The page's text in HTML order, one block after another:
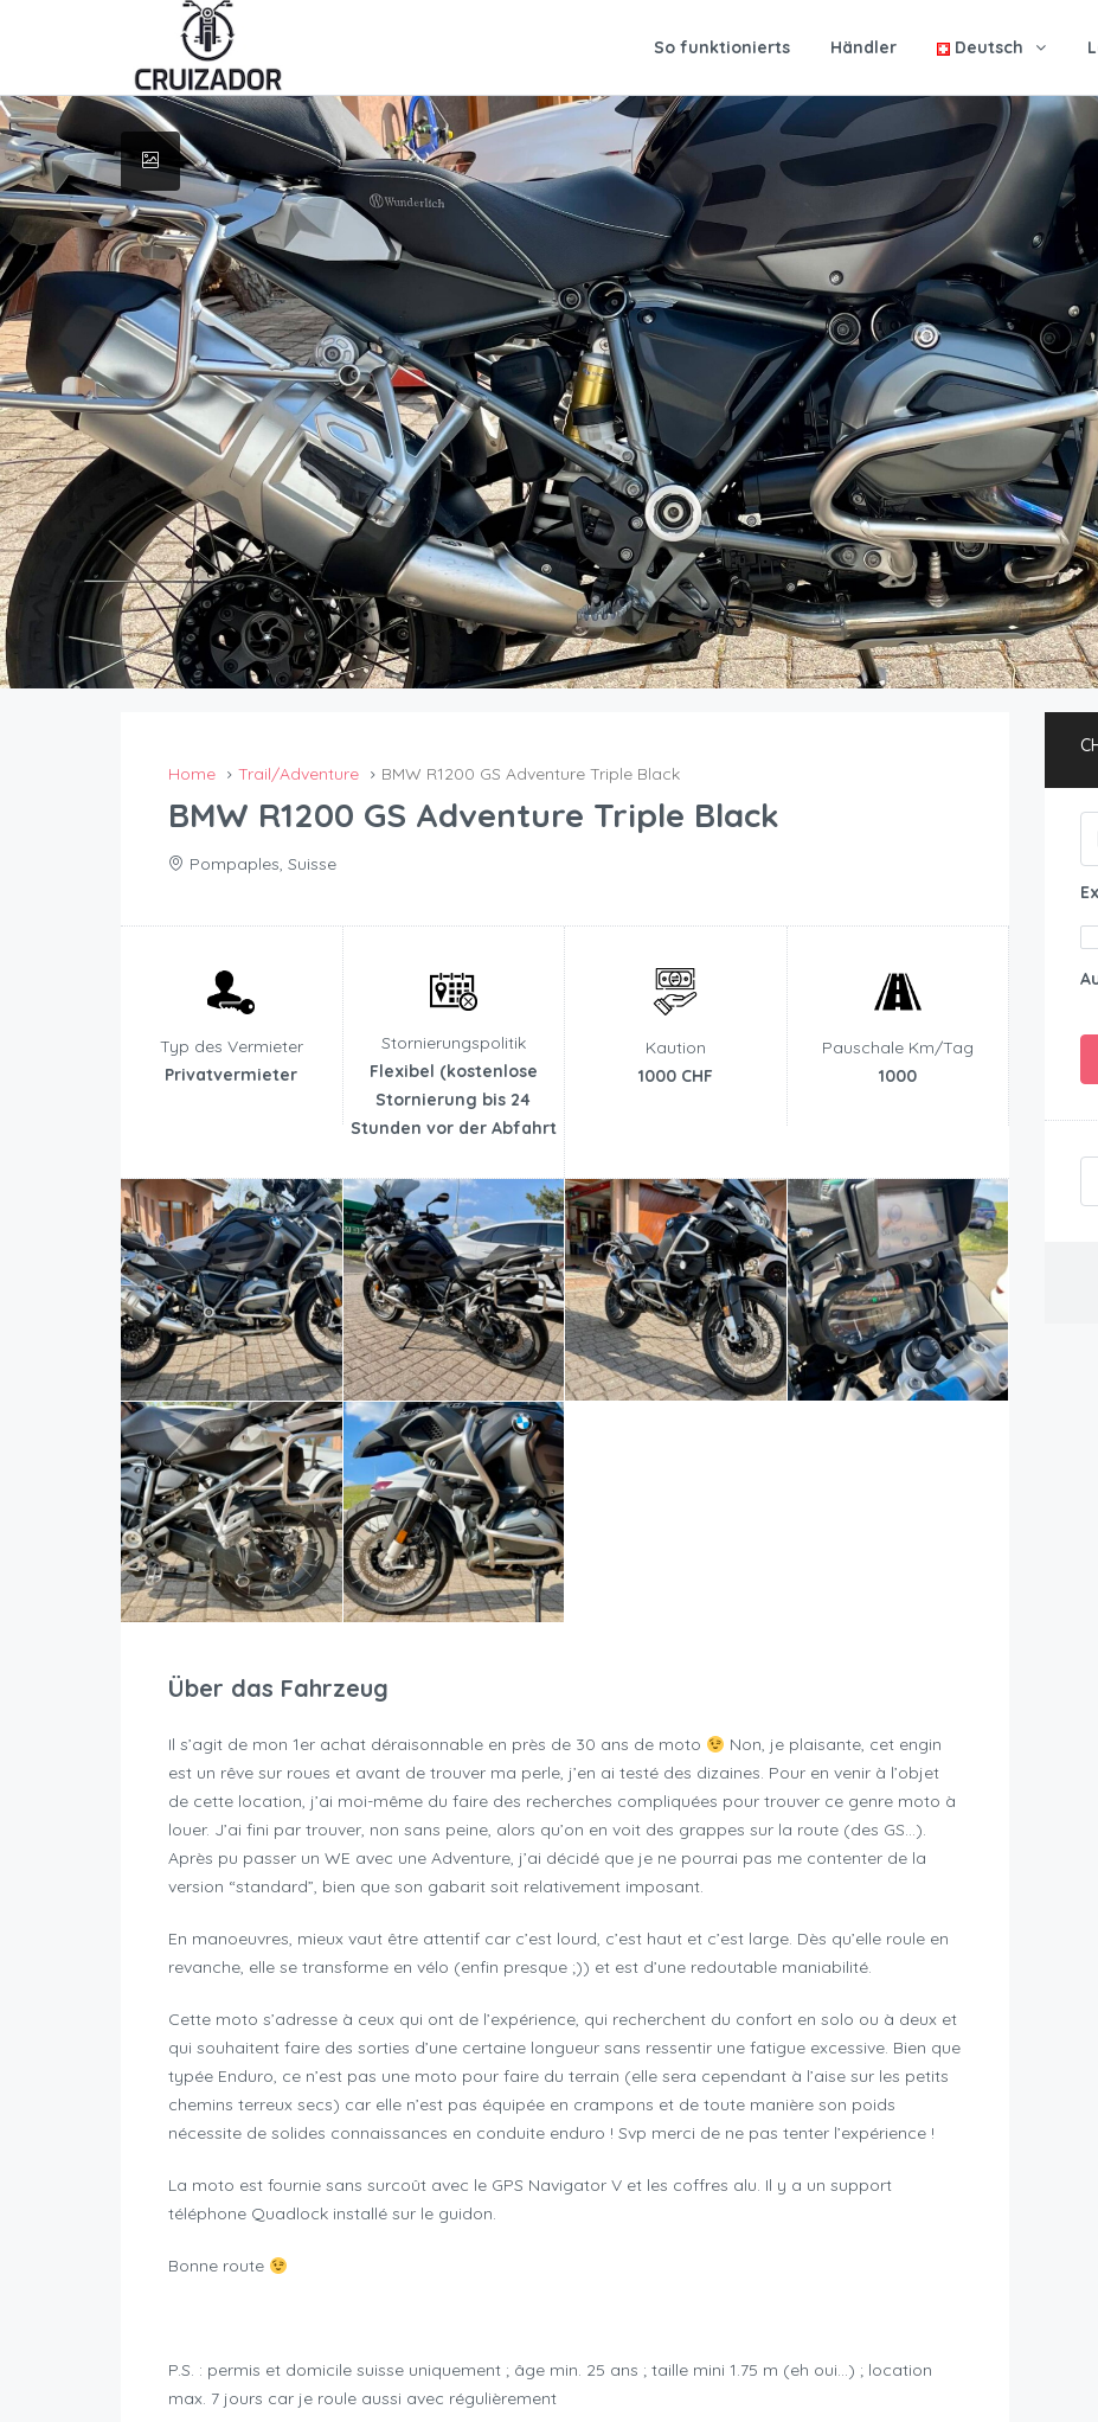
So funktionierts Händler Deutsch
Home Trail/Adventure BMW R1200 GS Adventure Triple Black
BMW R1200 GS Adventure Triple Black
Pompaples, Suisse
Typ des Vermieter
Privatvermieter
Stornierungspolitik
Flexibel (kostenlose
Stornierung bis 24
Stunden vor der Abfahrt
Kaution
1000 CHF
Pauschale Km/Tag
1000
Über das Fahrzeug
Il s’agit de mon 1er achat déraisonnable en près de 30 ans de moto
Non, je plaisante, cet engin
est un rêve sur roues et avant de trouver ma perle, j’en ai testé des dizaines. Pour en venir à l’objet
de cette location, j’ai moi-même du faire des recherches compliquées pour trouver ce genre moto à
louer. J’ai fini par trouver, non sans peine, alors qu’on en voit des grappes sur la route (des GS…).
Après pu passer un WE avec une Adventure, j’ai décidé que je ne pourrai pas me contenter de la
version “standard”, bien que son gabarit soit relativement imposant.
En manoeuvres, mieux vaut être attentif car c’est lourd, c’est haut et c’est large. Dès qu’elle roule en
revanche, elle se transforme en vélo (enfin presque ;)) et est d’une redoutable maniabilité.
Cette moto s’adresse à ceux qui ont de l’expérience, qui recherchent du confort en solo ou à deux et
qui souhaitent faire des sorties d’une certaine longueur sans ressentir une fatigue excessive. Bien que
typée Enduro, ce n’est pas une moto pour faire du terrain (elle sera cependant à l’aise sur les petits
chemins terreux secs) car elle n’est pas équipée en crampons et de toute manière son poids
nécessite de solides connaissances en conduite enduro ! Svp merci de ne pas tenter l’expérience !
La moto est fournie sans surcoût avec le GPS Navigator V et les coffres alu. Il y a un support
téléphone Quadlock installé sur le guidon.
Bonne route
P.S. : permis et domicile suisse uniquement ; âge min. 25 ans ; taille mini 1.75 m (eh oui…) ; location
max. 7 jours car je roule aussi avec régulièrement